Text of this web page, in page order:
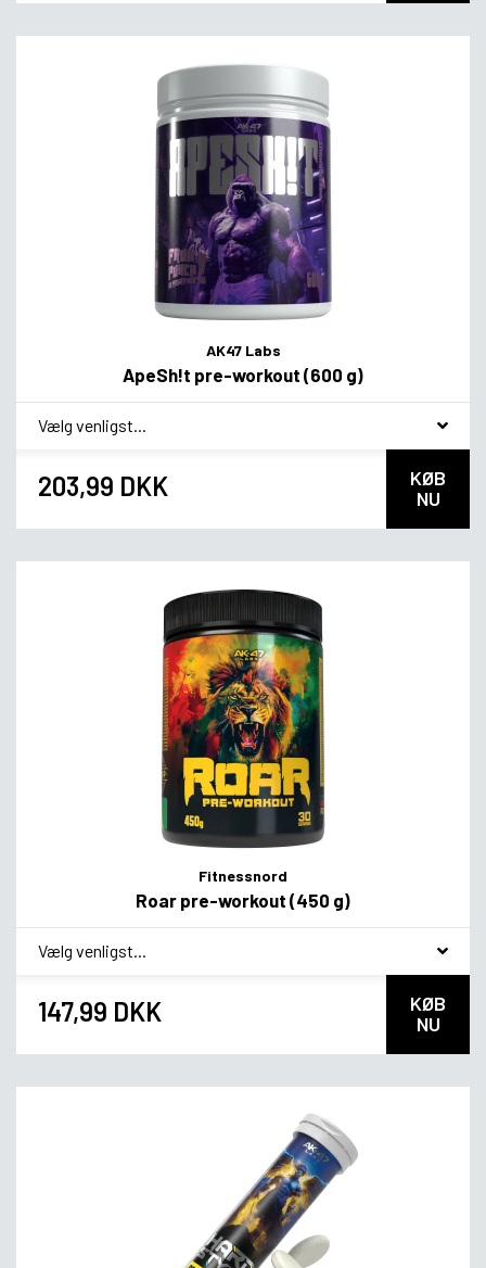
AK47 Labs
ApeSh!t pre-workout (600 g)
* Smagsvariant
203,99 DKK
KØB
NU
Fitnessnord
Roar pre-workout (450 g)
* Smagsvariant
147,99 DKK
KØB
NU